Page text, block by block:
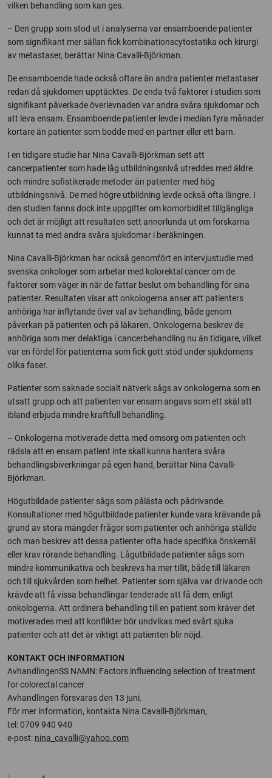
vilken behandling som kan ges.
– Den grupp som stod ut i analyserna var ensamboende patienter
som signifikant mer sällan fick kombinationscytostatika och kirurgi
av metastaser, berättar Nina Cavalli-Björkman.
De ensamboende hade också oftare än andra patienter metastaser
redan då sjukdomen upptäcktes. De enda två faktorer i studien som
signifikant påverkade överlevnaden var andra svåra sjukdomar och
att leva ensam. Ensamboende patienter levde i median fyra månader
kortare än patienter som bodde med en partner eller ett barn.
I en tidigare studie har Nina Cavalli-Björkman sett att
cancerpatienter som hade låg utbildningsnivå utreddes med äldre
och mindre sofistikerade metoder än patienter med hög
utbildningsnivå. De med högre utbildning levde också ofta längre. I
den studien fanns dock inte uppgifter om komorbiditet tillgängliga
och det är möjligt att resultaten sett annorlunda ut om forskarna
kunnat ta med andra svåra sjukdomar i beräkningen.
Nina Cavalli-Björkman har också genomfört en intervjustudie med
svenska onkologer som arbetar med kolorektal cancer om de
faktorer som väger in när de fattar beslut om behandling för sina
patienter. Resultaten visar att onkologerna anser att patienters
anhöriga har inflytande över val av behandling, både genom
påverkan på patienten och på läkaren. Onkologerna beskrev de
anhöriga som mer delaktiga i cancerbehandling nu än tidigare, vilket
var en fördel för patienterna som fick gott stöd under sjukdomens
olika faser.
Patienter som saknade socialt nätverk sågs av onkologerna som en
utsatt grupp och att patienten var ensam angavs som ett skäl att
ibland erbjuda mindre kraftfull behandling.
– Onkologerna motiverade detta med omsorg om patienten och
rädsla att en ensam patient inte skall kunna hantera svåra
behandlingsbiverkningar på egen hand, berättar Nina Cavalli-
Björkman.
Högutbildade patienter sågs som pålästa och pådrivande.
Konsultationer med högutbildade patienter kunde vara krävande på
grund av stora mängder frågor som patienter och anhöriga ställde
och man beskrev att dessa patienter ofta hade specifika önskemål
eller krav rörande behandling. Lågutbildade patienter sågs som
mindre kommunikativa och beskrevs ha mer tillit, både till läkaren
och till sjukvården som helhet. Patienter som själva var drivande och
krävde att få vissa behandlingar tenderade att få dem, enligt
onkologerna. Att ordinera behandling till en patient som kräver det
motiverades med att konflikter bör undvikas med svårt sjuka
patienter och att det är viktigt att patienten blir nöjd.
KONTAKT OCH INFORMATION
AvhandlingenSS NAMN: Factors influencing selection of treatment
for colorectal cancer
Avhandlingen försvaras den 13 juni.
För mer information, kontakta Nina Cavalli-Björkman,
tel: 0709 940 940
e-post: nina_cavalli@yahoo.com